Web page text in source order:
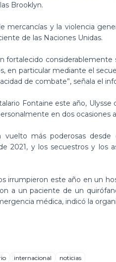
Brooklyn.
mercancías y la violencia
de las Naciones Unidas.
fortalecido considerablemente
en particular mediante el
de combate”, señala el
Fontaine este año, Ulysse
en dos ocasiones
más poderosas desde
2021, y los secuestros y los
irrumpieron este año en un
a un paciente de un
médica, indicó la
internacional noticias